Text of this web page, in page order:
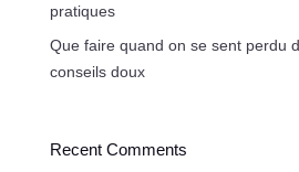
pratiques
Que faire quand on se sent perdu
conseils doux
Recent Comments